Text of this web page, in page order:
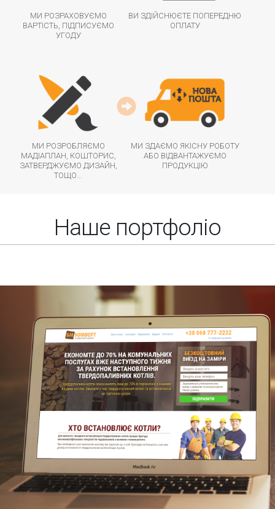
МИ РОЗРАХОВУЄМО
ВАРТІСТЬ, ПІДПИСУЄМО
УГОДУ
ВИ ЗДІЙСНЮЄТЕ ПОПЕРЕДНЮ
ОПЛАТУ
МИ РОЗРОБЛЯЄМО
МАДІАПЛАН, КОШТОРИС,
ЗАТВЕРДЖУЄМО ДИЗАЙН,
ТОЩО...
МИ ЗДАЄМО ЯКІСНУ РОБОТУ
АБО ВІДВАНТАЖУЄМО
ПРОДУКЦІЮ
Наше портфоліо